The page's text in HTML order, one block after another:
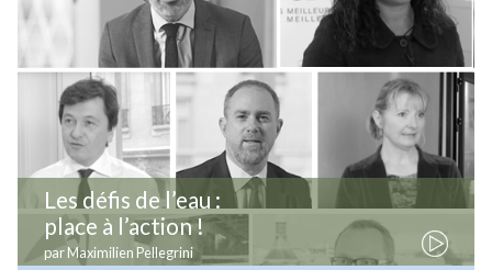
Nouvelle réglementation amiante : les collectivités doivent
leurs réseaux
La FP2E a publié une note de position sur l’arrêté du 4 juin 2024
repérage de l’amiante avant certaines opérations sur les
civil, les infrastructures de transport et les réseaux divers, qui
vigueur le 1er juillet 2026.